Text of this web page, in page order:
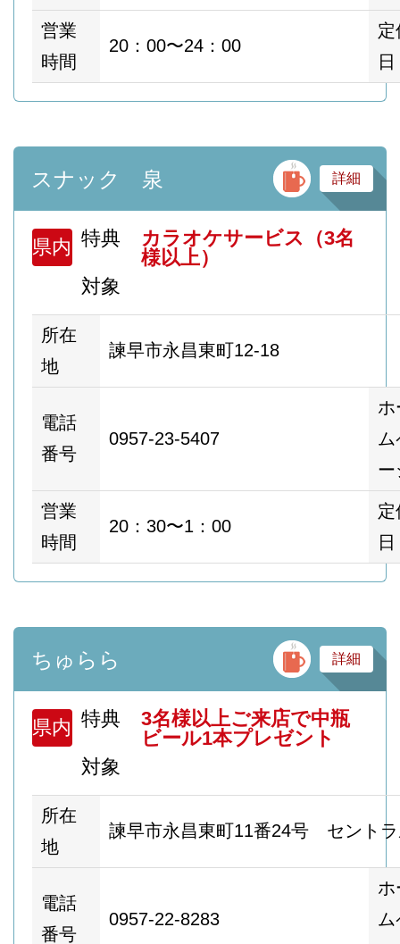
営業
時間
20：00〜24：00
定
日
スナック 泉 バ
詳細
県内 特典
カラオケサービス（3名
様以上）
対象
所在
地
諫早市永昌東町12-18
電話
番号
0957-23-5407
ホ
ー
営業
時間
20：30〜1：00
定
日
ちゅらら バ
詳細
県内 特典
3名様以上ご来店で中瓶
ビール1本プレゼント
対象
所在
地
諫早市永昌東町11番24号 セント
電話
番号
0957-22-8283
ホ